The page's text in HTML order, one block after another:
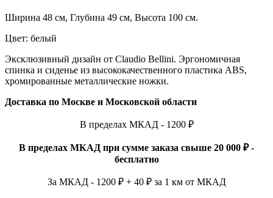
Ширина 48 см, Глубина 49 см, Высота 100 см.
Цвет: белый
Эксклюзивный дизайн от Claudio Bellini. Эргономичная
спинка и сиденье из высококачественного пластика ABS,
хромированные металлические ножки.
Доставка по Москве и Московской области
В пределах МКАД - 1200 ₽
В пределах МКАД при сумме заказа свыше 20 000 ₽ -
бесплатно
За МКАД - 1200 ₽ + 40 ₽ за 1 км от МКАД